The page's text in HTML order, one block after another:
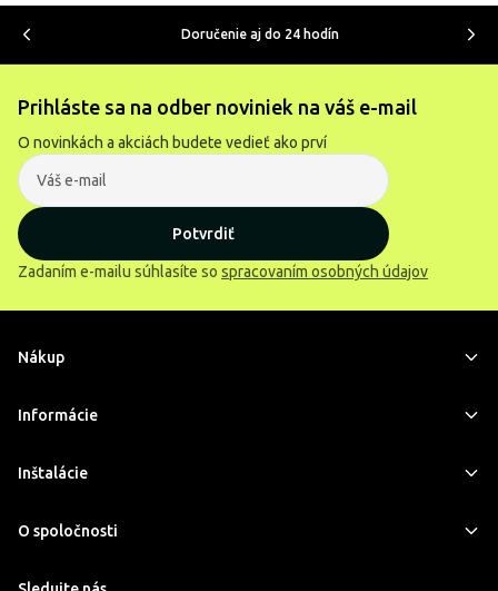
Doručenie aj do 24 hodín
Prihláste sa na odber noviniek na váš e-mail
O novinkách a akciách budete vedieť ako prví
Potvrdiť
Zadaním e-mailu súhlasíte so spracovaním osobných údajov
Nákup
Informácie
Inštalácie
O spoločnosti